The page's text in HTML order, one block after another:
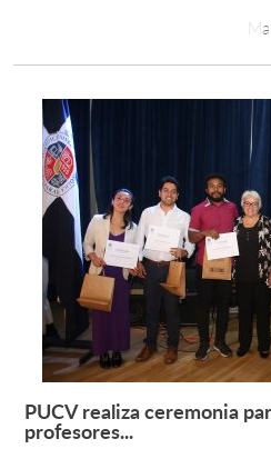
PUCV realiza ceremonia
profesores...